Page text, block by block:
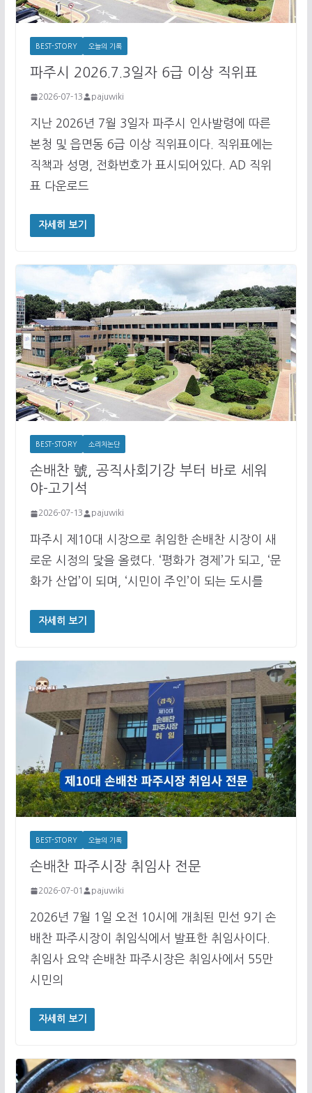
BEST-STORY 오늘의 기록
파주시 2026.7.3일자 6급 이상 직위표
2026-07-13 pajuwiki
지난 2026년 7월 3일자 파주시 인사발령에 따른
본청 및 읍면동 6급 이상 직위표이다. 직위표에는
직책과 성명, 전화번호가 표시되어있다. AD 직위
표 다운로드
자세히 보기
BEST-STORY 소리치논단
손배찬 號, 공직사회기강 부터 바로 세워
야-고기석
2026-07-13 pajuwiki
파주시 제10대 시장으로 취임한 손배찬 시장이 새
로운 시정의 닻을 올렸다. ‘평화가 경제’가 되고, ‘문
화가 산업’이 되며, ‘시민이 주인’이 되는 도시를
자세히 보기
BEST-STORY 오늘의 기록
손배찬 파주시장 취임사 전문
2026-07-01 pajuwiki
2026년 7월 1일 오전 10시에 개최된 민선 9기 손
배찬 파주시장이 취임식에서 발표한 취임사이다.
취임사 요약 손배찬 파주시장은 취임사에서 55만
시민의
자세히 보기